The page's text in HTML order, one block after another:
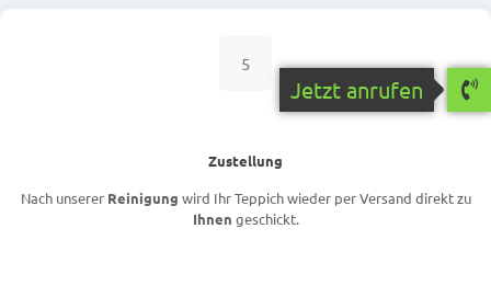
5
Zustellung
Nach unserer Reinigung wird Ihr Teppich wieder per Versand direkt zu
Ihnen geschickt.
Jetzt anrufen